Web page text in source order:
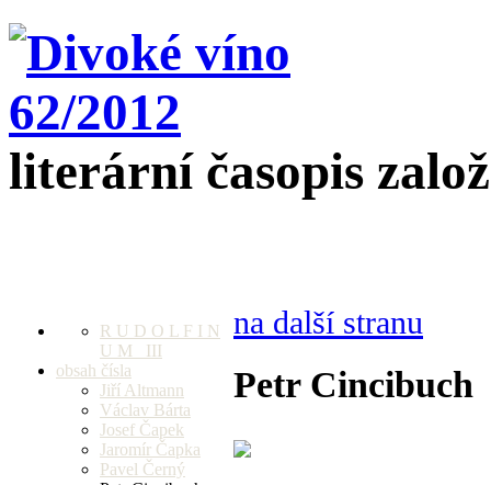
literární časopis
R U D O L F I N
U M III
obsah čísla
Jiří Altmann
Václav Bárta
Josef Čapek
Jaromír Čapka
Pavel Černý
na další stranu
Petr Cincibuch